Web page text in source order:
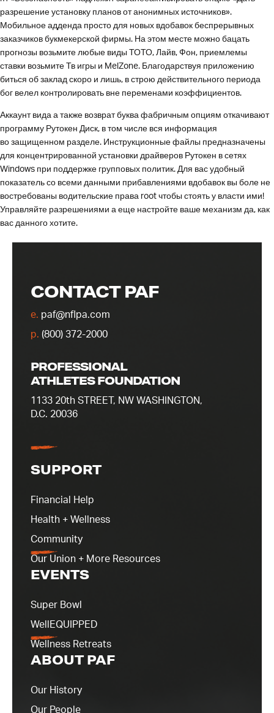
разрешение установку планов от анонимных источников».
Мобильное адденда просто для новых вдобавок беспрерывных
заказчиков букмекерской фирмы. На этом месте можно бацать
прогнозы возьмите любые виды ТОТО, Лайв, Фон, приемлемы
ставки возьмите Тв игры и MelZone. Благодарствуя приложению
биться об заклад скоро и лишь, в строю действительного периода
бог велел контролировать вне переменами коэффициентов.
Аккаунт вида а также возврат буква фабричным опциям откачивают
программу Рутокен Диск, в том числе вся информация
во защищенном разделе. Инструкционные файлы предназначены
для концентрированной установки драйверов Рутокен в сетях
Windows при поддержке групповых политик. Для вас удобный
показатель со всеми данными прибавлениями вдобавок вы боле не
востребованы водительские права root чтобы стоять у власти ими!
Управляйте разрешениями а еще настройте ваше механизм да, как
вас данного хотите.
CONTACT PAF
e. paf@nflpa.com
p. (800) 372-2000
PROFESSIONAL
ATHLETES FOUNDATION
1133 20th STREET, NW WASHINGTON,
D.C. 20036
SUPPORT
Financial Help
Health + Wellness
Community
Our Union + More Resources
EVENTS
Super Bowl
WellEQUIPPED
Wellness Retreats
ABOUT PAF
Our History
Our People